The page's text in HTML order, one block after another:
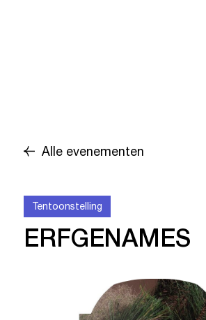
Alle evenementen
Tentoonstelling
ERFGENAMES